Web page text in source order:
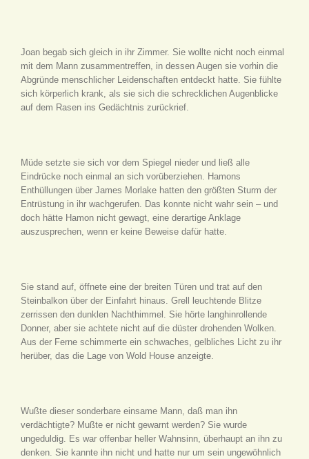
Joan begab sich gleich in ihr Zimmer. Sie wollte nicht noch einmal
mit dem Mann zusammentreffen, in dessen Augen sie vorhin die
Abgründe menschlicher Leidenschaften entdeckt hatte. Sie fühlte
sich körperlich krank, als sie sich die schrecklichen Augenblicke
auf dem Rasen ins Gedächtnis zurückrief.
Müde setzte sie sich vor dem Spiegel nieder und ließ alle
Eindrücke noch einmal an sich vorüberziehen. Hamons
Enthüllungen über James Morlake hatten den größten Sturm der
Entrüstung in ihr wachgerufen. Das konnte nicht wahr sein – und
doch hätte Hamon nicht gewagt, eine derartige Anklage
auszusprechen, wenn er keine Beweise dafür hatte.
Sie stand auf, öffnete eine der breiten Türen und trat auf den
Steinbalkon über der Einfahrt hinaus. Grell leuchtende Blitze
zerrissen den dunklen Nachthimmel. Sie hörte langhinrollende
Donner, aber sie achtete nicht auf die düster drohenden Wolken.
Aus der Ferne schimmerte ein schwaches, gelbliches Licht zu ihr
herüber, das die Lage von Wold House anzeigte.
Wußte dieser sonderbare einsame Mann, daß man ihn
verdächtigte? Mußte er nicht gewarnt werden? Sie wurde
ungeduldig. Es war offenbar heller Wahnsinn, überhaupt an ihn zu
denken. Sie kannte ihn nicht und hatte nur um sein ungewöhnlich